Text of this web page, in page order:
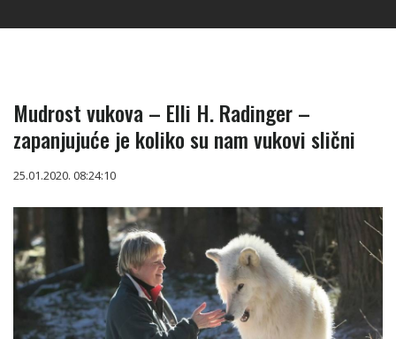
Mudrost vukova – Elli H. Radinger –
zapanjujuće je koliko su nam vukovi slični
25.01.2020. 08:24:10